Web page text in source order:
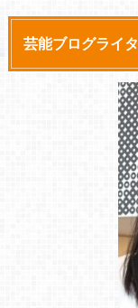
芸能ブログライ